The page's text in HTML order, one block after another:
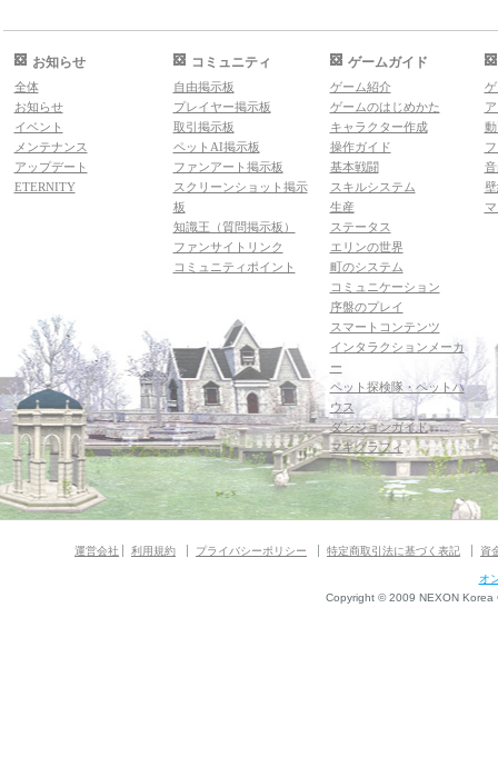
お知らせ
全体
お知らせ
イベント
メンテナンス
アップデート
ETERNITY
コミュニティ
自由掲示板
プレイヤー掲示板
取引掲示板
ペットAI掲示板
ファンアート掲示板
スクリーンショット掲示
板
知識王（質問掲示板）
ファンサイトリンク
コミュニティポイント
ゲームガイド
ゲーム紹介
ゲームのはじめかた
キャラクター作成
操作ガイド
基本戦闘
スキルシステム
生産
ステータス
エリンの世界
町のシステム
コミュニケーション
序盤のプレイ
スマートコンテンツ
インタラクションメーカ
ー
ペット探検隊・ペットハ
ウス
ダンジョンガイド
マギグラフィ
運営会社 利用規約 プライバシーポリシー 特定商取引法に基づく表記 資
オ
Copyright © 2009 NEXON Korea